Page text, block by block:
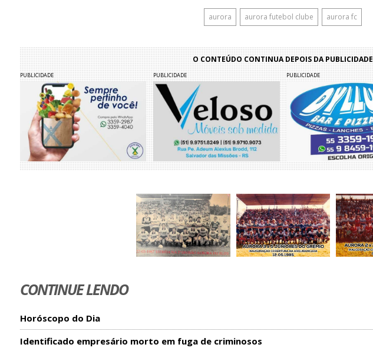
aurora aurora futebol clube aurora fc
O CONTEÚDO CONTINUA DEPOIS DA PUBLICIDADE
PUBLICIDADE PUBLICIDADE PUBLICIDADE
CONTINUE LENDO
Horóscopo do Dia
Identificado empresário morto em fuga de criminosos